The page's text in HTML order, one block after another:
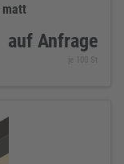
matt
auf Anfrage
je 100 St